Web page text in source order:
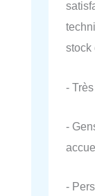
stock
-
-
-